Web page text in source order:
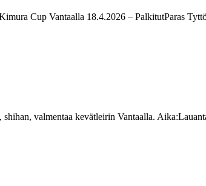
Cup Vantaalla 18.4.2026 – PalkitutParas
valmentaa kevätleirin Vantaalla.